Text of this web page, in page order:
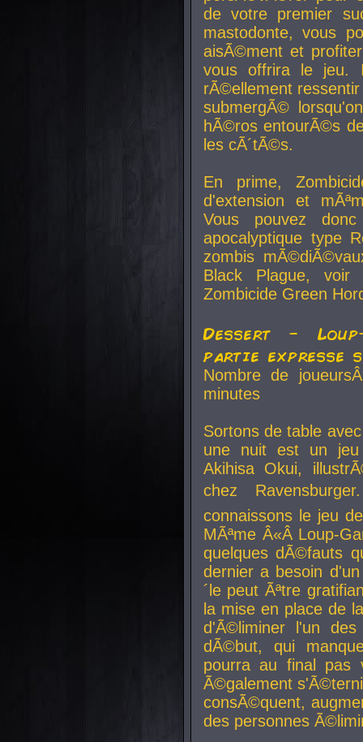
de votre premier
mastodonte, vous
aisÃ©ment et
vous offrira le jeu.
rÃ©ellement
submergÃ©
hÃ©ros entourÃ©s
les cÃ´tÃ©s.
En prime,
d'extension et
Vous pouvez
apocalyptique type
zombis
Black Plague,
Zombicide Green
Dessert -
partie expresse
Nombre de
minutes
Sortons de table
une nuit est un
Akihisa Okui,
chez
connaissons le jeu
MÃªme Â«Â Loup-
quelques dÃ©fauts
dernier a besoin
´le peut Ãªtre
la mise en place de
d'Ã©liminer l'un
dÃ©but, qui
pourra au final pas
Ã©galement
consÃ©quent,
des personnes